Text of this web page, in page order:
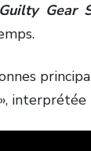
Guilty Gear
»,